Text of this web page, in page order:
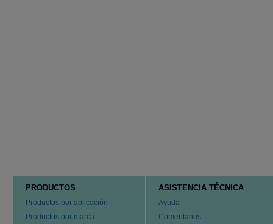
PRODUCTOS
Productos por aplicación
Productos por marca
ASISTENCIA TÉCNICA
Ayuda
Comentarios